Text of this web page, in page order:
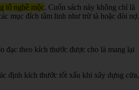
tổ nghề mộc. Cuốn sách này không chỉ là
mục đích tâm linh như trừ tà hoặc đòi nợ.
đạc theo kích thước được cho là mang lại
định kích thước tốt xấu khi xây dựng cửa,